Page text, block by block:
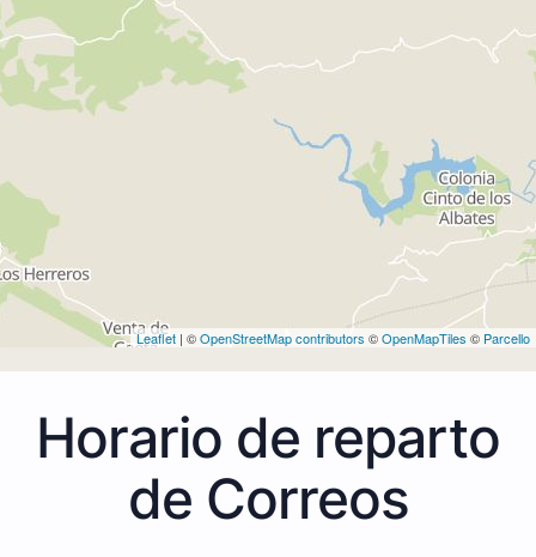
Leaflet | ©OpenStreetMap contributors ©OpenMapTiles © Parcello
Horario de reparto
de Correos